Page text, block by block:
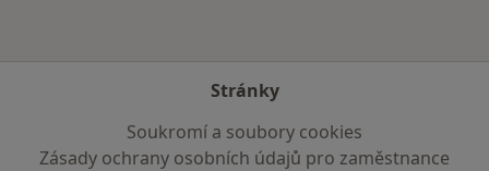
Stránky
Soukromí a soubory cookies
Zásady ochrany osobních údajů pro zaměstnance